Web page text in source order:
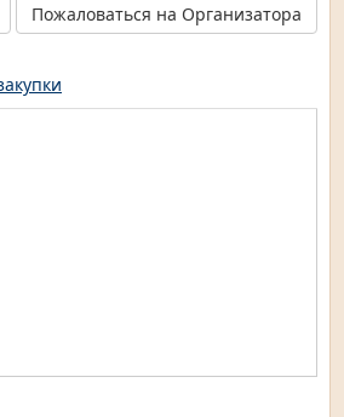
Пожаловаться на Организатора